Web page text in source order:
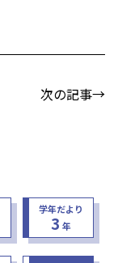
次の記事→
学年だより
3 年